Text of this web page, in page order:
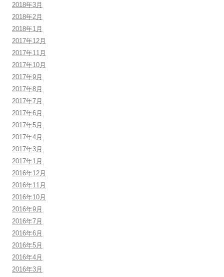
2018年3月
2018年2月
2018年1月
2017年12月
2017年11月
2017年10月
2017年9月
2017年8月
2017年7月
2017年6月
2017年5月
2017年4月
2017年3月
2017年1月
2016年12月
2016年11月
2016年10月
2016年9月
2016年7月
2016年6月
2016年5月
2016年4月
2016年3月